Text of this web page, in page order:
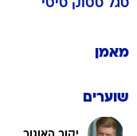
סגל סטוק סיטי
מאמן
שוערים